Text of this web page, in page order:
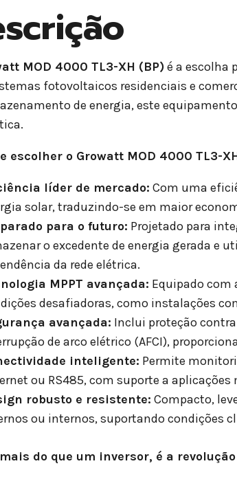
MOD 4000 TL3-XH (BP)é a escolha
fotovoltaicos residenciais e
de energia, este
escolher o Growatt MOD 4000 TL3-
líder de mercado: Com uma
solar, traduzindo-se em maior
para o futuro: Projetado para
o excedente de energia gerada e
da rede elétrica.
MPPT avançada: Equipado com
desafiadoras, como instalações
avançada: Inclui proteção
de arco elétrico (AFCI),
inteligente: Permite
ou RS485, com suporte a
robusto e resistente: Compacto,
ou internos, suportando condições
do que um inversor, é a